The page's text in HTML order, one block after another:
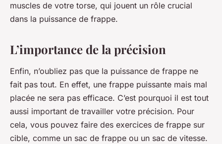
muscles de votre torse, qui jouent un rôle crucial
dans la puissance de frappe.
L’importance de la précision
Enfin, n’oubliez pas que la puissance de frappe ne
fait pas tout. En effet, une frappe puissante mais mal
placée ne sera pas efficace. C’est pourquoi il est tout
aussi important de travailler votre précision. Pour
cela, vous pouvez faire des exercices de frappe sur
cible, comme un sac de frappe ou un sac de vitesse.